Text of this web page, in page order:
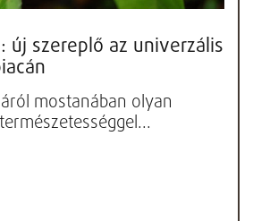
új szereplő az univerzális
mostanában olyan